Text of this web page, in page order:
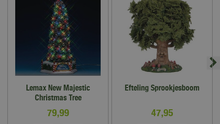
Lemax New Majestic
Christmas Tree
79,99
Efteling Sprookjesboom
47,95